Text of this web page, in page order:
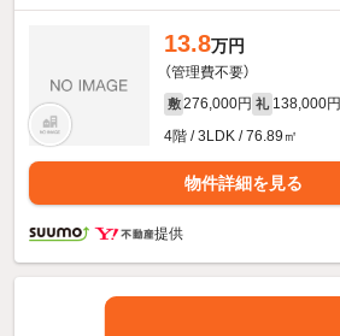
13.8万円
（管理費不要）
敷 276,000円 礼 138,000円
4階 / 3LDK / 76.89㎡
物件詳細を見る
提供